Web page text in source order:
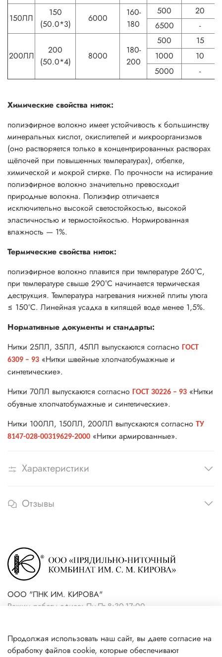
150ЛЛ
150
(50.0*3)
6000
160-
180
500
20
6500
-
200ЛЛ
200
(50.0*4)
8000
180-
200
500
15
1000
10
5000
-
Химические свойства ниток:
полиэфирное волокно имеет устойчивость к большинству
минеральных кислот, окислителей и микроорганизмов
(оно растворяется только в концентрированных растворах
щёлочей при повышенных температурах), отбелке,
химической и мокрой стирке. По прочности на истирание
полиэфирное волокно значительно превосходит
природные волокна. Полиэфир отличается
исключительно высокой светостойкостью, высокой
эластичностью и термостойкостью. Нормированная
влажность — 1%.
Термические свойства ниток:
полиэфирное волокно плавится при температуре 260°С,
при температуре свыше 290°С начинается термическая
деструкция. Температура нагревания нижней плиты утюга
≤ 150°С. Линейная усадка в кипящей воде менее 1,5%.
Нормативные документы и стандарты:
Нитки 25ЛЛ, 35ЛЛ, 45ЛЛ выпускаются согласно ГОСТ
6309 – 93 «Нитки швейные хлопчатобумажные и
синтетические».
Нитки 70ЛЛ выпускаются согласно ГОСТ 30226 – 93 «Нитки
обувные хлопчатобумажные и синтетические».
Нитки 100ЛЛ, 150ЛЛ, 200ЛЛ выпускаются согласно ТУ
8147-028-00319629-2000 «Нитки армированные».
Характеристики
Отзывы
ООО "ПНК ИМ. КИРОВА"
Режим работы офиса: Пн-Пт 8:30-17:00
магазин)
Продолжая использовать наш сайт, вы даете согласие на
обработку файлов cookie, которые обеспечивают